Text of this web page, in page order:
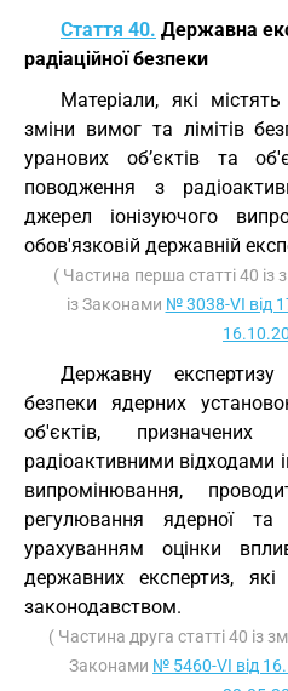
Стаття 40. Державна
радіаційної безпеки
Матеріали, які
зміни вимог та лімітів
уранових об’єктів та
поводження з
джерел іонізуючого
обов'язковій державній
( Частина перша статті 40 із
із Законами № 3038-VI від
Державну експертизу
безпеки ядерних
об'єктів,
радіоактивними відходами
випромінювання,
регулювання ядерної та
урахуванням оцінки
державних експертиз,
законодавством.
( Частина друга статті 40 із
Законами № 5460-VI від